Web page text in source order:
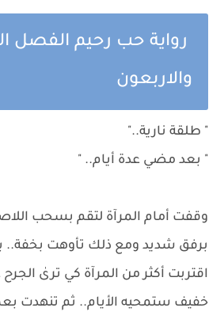
رواية حب رحيم الفصل
والاربعون
" طلقة نارية.."
" بعد مضي عدة أيام.. "
وقفت أمام المرآة لتقم بسحب
برفق شديد ومع ذلك تأوهت بخفة..
اقتربت أكثر من المرآة كي ترىٰ
خفيف ستمحيه الأيام.. ثم تنهدت